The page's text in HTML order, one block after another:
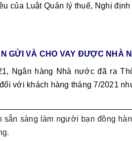
của Luật Quản lý thuế, Nghị
GỬI VÀ CHO VAY ĐƯỢC NHÀ
Ngân hàng Nhà nước đã ra
với khách hàng tháng 7/2021
sẵn sàng làm người bạn đồng